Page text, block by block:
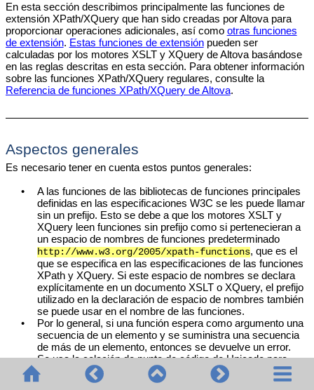
En esta sección describimos principalmente las funciones de
extensión XPath/XQuery que han sido creadas por Altova para
proporcionar operaciones adicionales, así como otras funciones
de extensión. Estas funciones de extensiónpueden ser
calculadas por los motores XSLT y XQuery de Altova basándose
en las reglas descritas en esta sección. Para obtener información
sobre las funciones XPath/XQuery regulares, consulte la
Referencia de funciones XPath/XQuery de Altova.
Aspectos generales
Es necesario tener en cuenta estos puntos generales:
•
A las funciones de las bibliotecas de funciones principales
definidas en las especificaciones W3C se les puede llamar
sin un prefijo. Esto se debe a que los motores XSLT y
XQuery leen funciones sin prefijo como si pertenecieran a
un espacio de nombres de funciones predeterminado
http://www.w3.org/2005/xpath-functions, que es el
que se especifica en las especificaciones de las funciones
XPath y XQuery. Si este espacio de nombres se declara
explícitamente en un documento XSLT o XQuery, el prefijo
utilizado en la declaración de espacio de nombres también
se puede usar en el nombre de las funciones.
•
Por lo general, si una función espera como argumento una
secuencia de un elemento y se suministra una secuencia
de más de un elemento, entonces se devuelve un error.
•
Se usa la colación de punto de código de Unicode para
todas las comparaciones de cadenas de texto.
•
Los resultados que son QName se serializan de esta